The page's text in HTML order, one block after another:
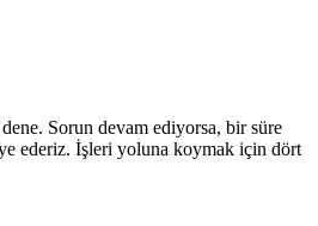
Sorun devam ediyorsa, bir süre
ederiz. İşleri yoluna koymak için dört